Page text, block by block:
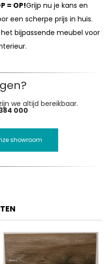
= OP!Grijp nu je kans en
een scherpe prijs in huis.
bijpassende meubel voor
we altijd bereikbaar.
000
showroom